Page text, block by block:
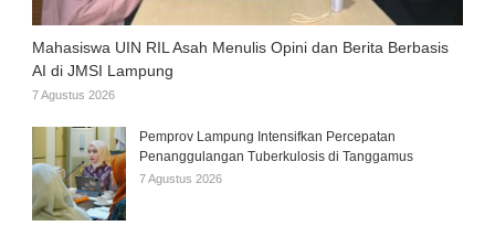
Mahasiswa UIN RIL Asah Menulis Opini dan Berita Berbasis
AI di JMSI Lampung
7 Agustus 2026
Pemprov Lampung Intensifkan Percepatan
Penanggulangan Tuberkulosis di Tanggamus
7 Agustus 2026